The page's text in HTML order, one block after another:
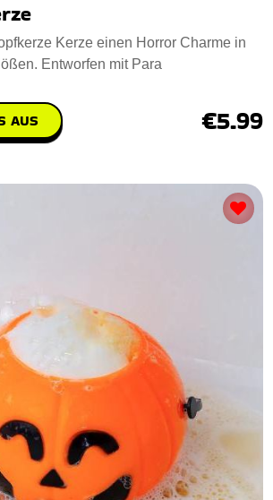
Kerze einen Horror Charme in
Entworfen mit Para
AUS €5.99